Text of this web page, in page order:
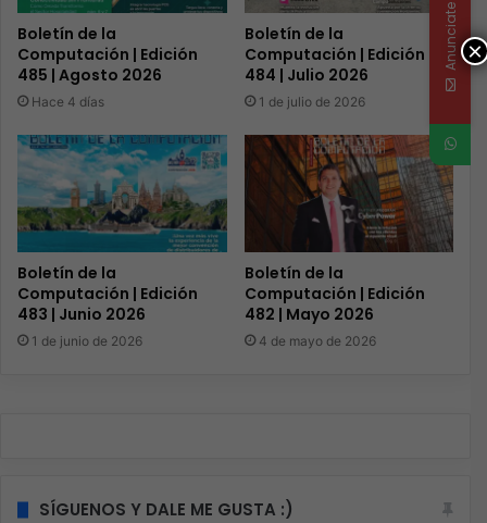
Boletín de la
Computación | Edición
485 | Agosto 2026
Hace 4 días
Boletín de la
Computación | Edición
484 | Julio 2026
1 de julio de 2026
Boletín de la
Computación | Edición
483 | Junio 2026
1 de junio de 2026
Boletín de la
Computación | Edición
482 | Mayo 2026
4 de mayo de 2026
SÍGUENOS Y DALE ME GUSTA :)
×
Anunciate